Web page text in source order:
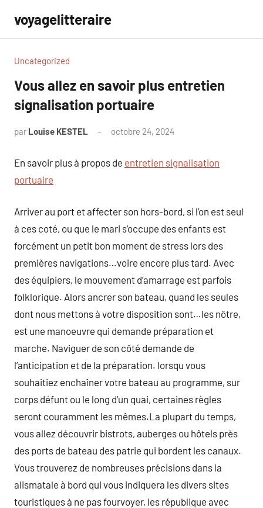
contenu
voyagelitteraire
Uncategorized
Vous allez en savoir plus entretien
signalisation portuaire
par Louise KESTEL octobre 24, 2024
En savoir plus à propos de entretien signalisation
portuaire
Arriver au port et affecter son hors-bord, si l’on est seul
à ces coté, ou que le mari s’occupe des enfants est
forcément un petit bon moment de stress lors des
premières navigations…voire encore plus tard. Avec
des équipiers, le mouvement d’amarrage est parfois
folklorique. Alors ancrer son bateau, quand les seules
dont nous mettons à votre disposition sont…les nôtre,
est une manoeuvre qui demande préparation et
marche. Naviguer de son côté demande de
l’anticipation et de la préparation. lorsqu vous
souhaitiez enchaîner votre bateau au programme, sur
corps défunt ou le long d’un quai, certaines règles
seront couramment les mêmes.La plupart du temps,
vous allez découvrir bistrots, auberges ou hôtels près
des ports de bateau des patrie qui bordent les canaux.
Vous trouverez de nombreuses précisions dans la
alismatale à bord qui vous indiquera les divers sites
touristiques à ne pas fourvoyer, les république avec